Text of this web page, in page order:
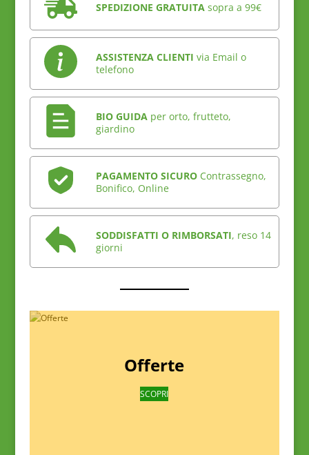
SPEDIZIONE GRATUITAsopra a 99€
ASSISTENZA CLIENTI via Email o
telefono
BIO GUIDAper orto, frutteto,
giardino
PAGAMENTO SICUROContrassegno,
Bonifico, Online
SODDISFATTI O RIMBORSATI, reso 14
giorni
Offerte
SCOPRI